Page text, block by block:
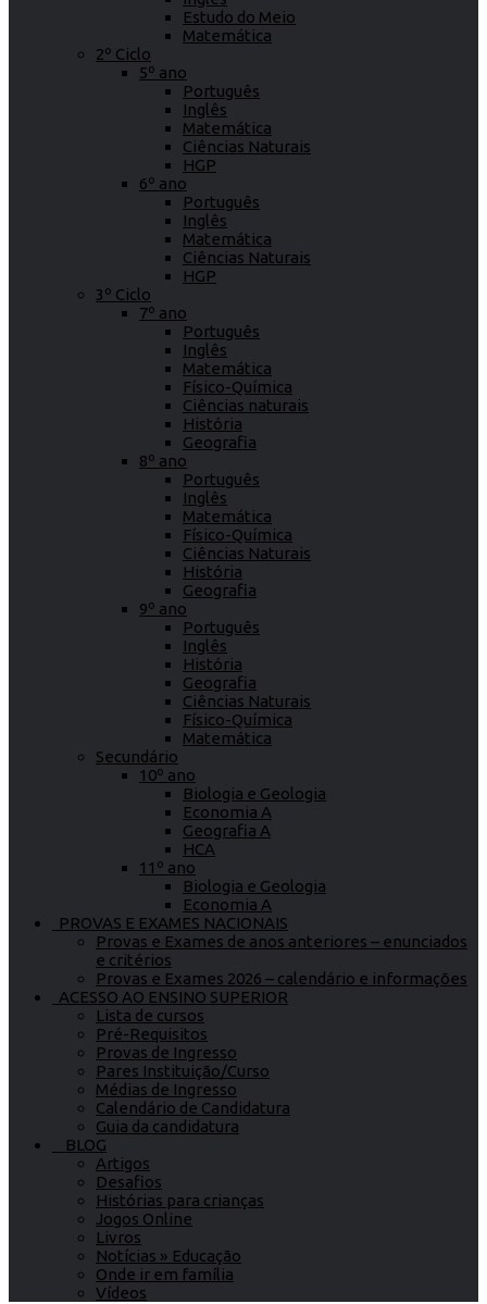
Estudo do Meio
Matemática
2º Ciclo
5º ano
Português
Inglês
Matemática
Ciências Naturais
HGP
6º ano
Português
Inglês
Matemática
Ciências Naturais
HGP
3º Ciclo
7º ano
Português
Inglês
Matemática
Físico-Química
Ciências naturais
História
Geografia
8º ano
Português
Inglês
Matemática
Físico-Química
Ciências Naturais
História
Geografia
9º ano
Português
Inglês
História
Geografia
Ciências Naturais
Físico-Química
Matemática
Secundário
10º ano
Biologia e Geologia
Economia A
Geografia A
HCA
11º ano
Biologia e Geologia
Economia A
PROVAS E EXAMES NACIONAIS
Provas e Exames de anos anteriores – enunciados
e critérios
Provas e Exames 2026 – calendário e informações
ACESSO AO ENSINO SUPERIOR
Lista de cursos
Pré-Requisitos
Provas de Ingresso
Pares Instituição/Curso
Médias de Ingresso
Calendário de Candidatura
Guia da candidatura
BLOG
Artigos
Desafios
Histórias para crianças
Jogos Online
Livros
Notícias » Educação
Onde ir em família
Vídeos